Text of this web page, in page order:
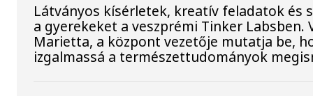
Látványos kísérletek, kreatív feladatok és
a gyerekeket a veszprémi Tinker Labsben.
Marietta, a központ vezetője mutatja be,
izgalmassá a természettudományok